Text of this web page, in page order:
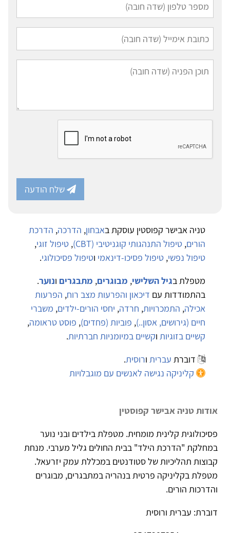
שלח הודעה
טניה אבישר קפוסטין עוסקת באבחון, הדרכה, הדרכת
הורים, טיפול התנהגותי קוגניטיבי (CBT) , טיפול זוגי,
טיפול נפשי, טיפול פסיכו-דינאמי וטיפול פסיכולוגי.
מטפלת בגיל השלישי, מבוגרים, מתבגרים ונוער.
בהתמודדות עם דיכאון והפרעות מצב רוח, הפרעות
אכילה, התמכרויות, חרדה, יחסי הורים-ילדים, משברי
חיים (גירושים, אסון..), פוביות (פחדים), פוסט טראומה,
קשיים בזוגיות וקשיים במיומניות חברתיות.
דוברת עברית ורוסית.
קליניקה נגישה לאנשים עם מוגבלויות
אודות טניה אבישר קפוסטין
פסיכולוגית קלינית מומחית. מטפלת בילדים ובני נוער
במחלקת "הדרכת הילד" בבית החולים גליל מערבי. מנחת
קבוצות תהליכיות של סטודנטים במכללת עמק יזרעאל.
מטפלת בקליניקה פרטית בנהריה במתבגרים, מבוגרים
והדרכות הורים.
דוברת: עברית ורוסית